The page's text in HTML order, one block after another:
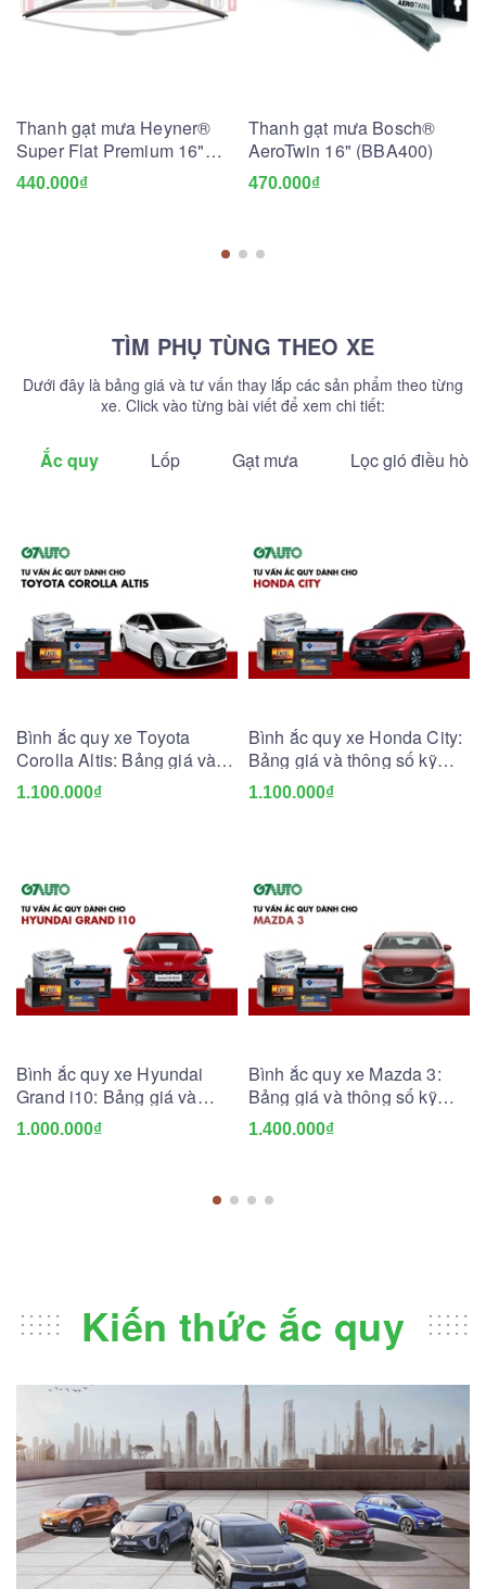
Thanh gạt mưa Heyner®
Super Flat Premium 16"
(HSF16)
440.000₫
Thanh gạt mưa Bosch®
AeroTwin 16" (BBA400)
470.000₫
TÌM PHỤ TÙNG THEO XE
Dưới đây là bảng giá và tư vấn thay lắp các sản phẩm theo từng
xe. Click vào từng bài viết để xem chi tiết:
Ắc quy Lốp Gạt mưa Lọc gió điều hòa
Bình ắc quy xe Toyota
Corolla Altis: Bảng giá và
thông số kỹ thuật
1.100.000₫
Bình ắc quy xe Honda City:
Bảng giá và thông số kỹ
thuật
1.100.000₫
Bình ắc quy xe Hyundai
Grand i10: Bảng giá và
thông số kỹ thuật
1.000.000₫
Bình ắc quy xe Mazda 3:
Bảng giá và thông số kỹ
thuật
1.400.000₫
Kiến thức ắc quy